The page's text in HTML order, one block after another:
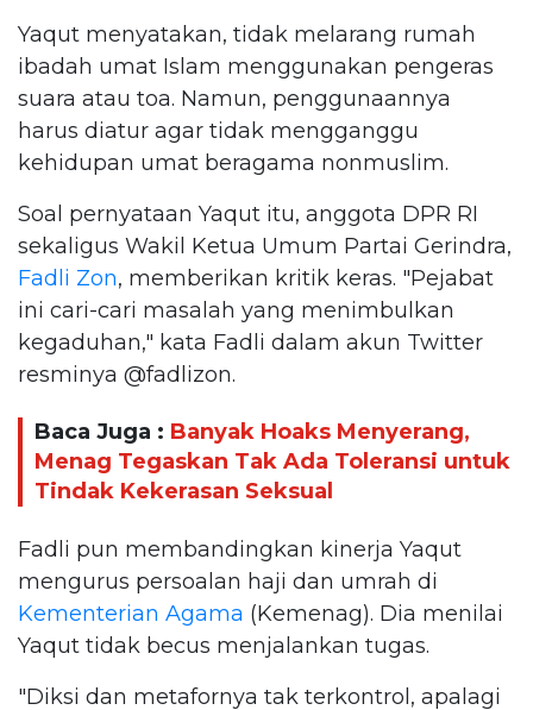
Yaqut menyatakan, tidak melarang rumah
ibadah umat Islam menggunakan pengeras
suara atau toa. Namun, penggunaannya
harus diatur agar tidak mengganggu
kehidupan umat beragama nonmuslim.
Soal pernyataan Yaqut itu, anggota DPR RI
sekaligus Wakil Ketua Umum Partai Gerindra,
Fadli Zon, memberikan kritik keras. "Pejabat
ini cari-cari masalah yang menimbulkan
kegaduhan," kata Fadli dalam akun Twitter
resminya @fadlizon.
Baca Juga : Banyak Hoaks Menyerang,
Menag Tegaskan Tak Ada Toleransi untuk
Tindak Kekerasan Seksual
Fadli pun membandingkan kinerja Yaqut
mengurus persoalan haji dan umrah di
Kementerian Agama (Kemenag). Dia menilai
Yaqut tidak becus menjalankan tugas.
"Diksi dan metafornya tak terkontrol, apalagi